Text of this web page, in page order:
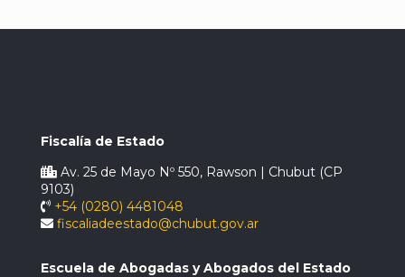
Fiscalía de Estado
Av. 25 de Mayo Nº 550, Rawson | Chubut (CP
9103)
+54 (0280) 4481048
fiscaliadeestado@chubut.gov.ar
Escuela de Abogadas y Abogados del Estado